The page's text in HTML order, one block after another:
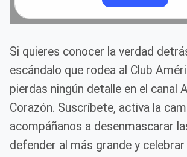
Si quieres conocer la verdad
escándalo que rodea al Club
pierdas ningún detalle en el canal
Corazón. Suscríbete, activa la
acompáñanos a desenmascarar
defender al más grande y celebrar